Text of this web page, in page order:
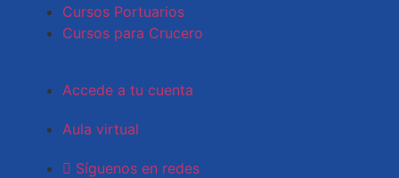
Cursos Portuarios
Cursos para Crucero
Accede a tu cuenta
Aula virtual
Síguenos en redes